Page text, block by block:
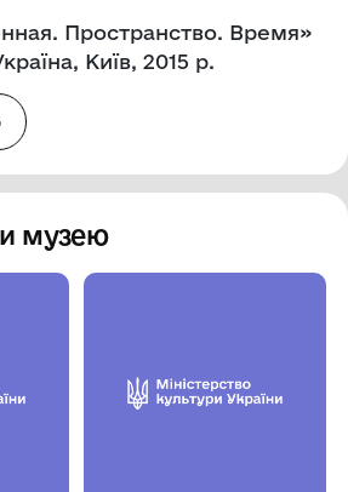
Пространство. Время»
Київ, 2015 р.
музею